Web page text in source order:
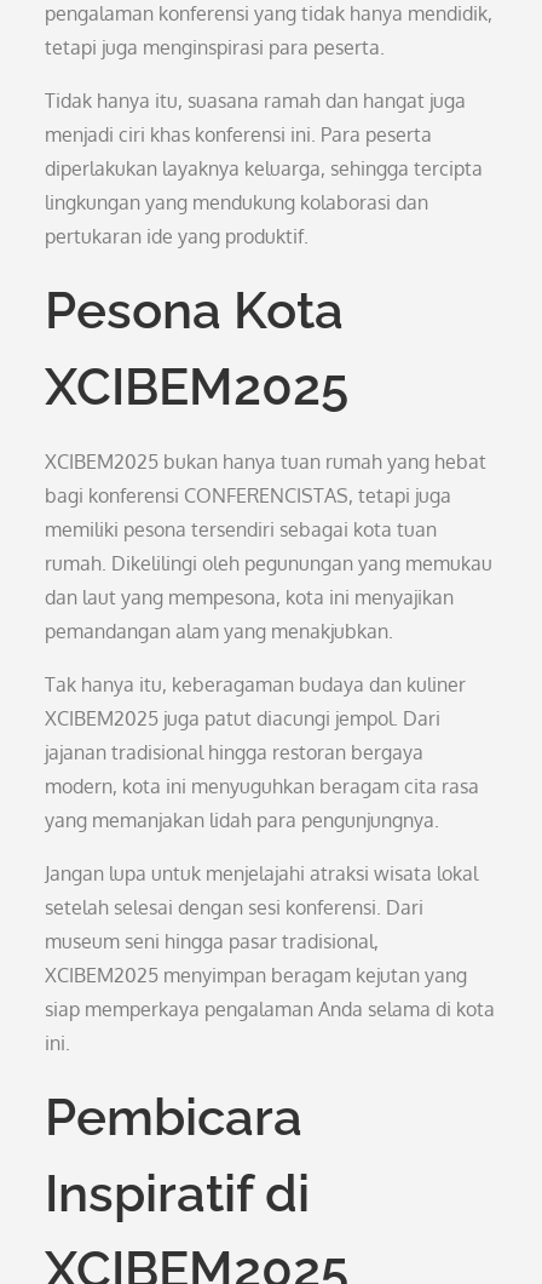
pengalaman konferensi yang tidak hanya mendidik,
tetapi juga menginspirasi para peserta.
Tidak hanya itu, suasana ramah dan hangat juga
menjadi ciri khas konferensi ini. Para peserta
diperlakukan layaknya keluarga, sehingga tercipta
lingkungan yang mendukung kolaborasi dan
pertukaran ide yang produktif.
Pesona Kota
XCIBEM2025
XCIBEM2025 bukan hanya tuan rumah yang hebat
bagi konferensi CONFERENCISTAS, tetapi juga
memiliki pesona tersendiri sebagai kota tuan
rumah. Dikelilingi oleh pegunungan yang memukau
dan laut yang mempesona, kota ini menyajikan
pemandangan alam yang menakjubkan.
Tak hanya itu, keberagaman budaya dan kuliner
XCIBEM2025 juga patut diacungi jempol. Dari
jajanan tradisional hingga restoran bergaya
modern, kota ini menyuguhkan beragam cita rasa
yang memanjakan lidah para pengunjungnya.
Jangan lupa untuk menjelajahi atraksi wisata lokal
setelah selesai dengan sesi konferensi. Dari
museum seni hingga pasar tradisional,
XCIBEM2025 menyimpan beragam kejutan yang
siap memperkaya pengalaman Anda selama di kota
ini.
Pembicara
Inspiratif di
XCIBEM2025